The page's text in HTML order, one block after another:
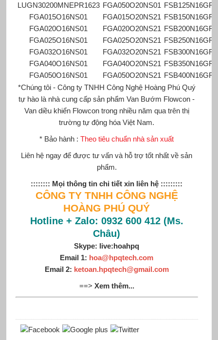
LUGN30200MNEPR1623 FGA050O20NS01
FGA015O16NS01
FGA015O20NS21
FGA020O16NS01
FGA020O20NS21
FGA025O16NS01
FGA025O20NS21
FGA032O16NS01
FGA032O20NS21
FGA040O16NS01
FGA040O20NS21
FGA050O16NS01
FGA050O20NS21
*Chúng tôi - Công ty TNHH Công Nghệ Hoàng Phú Quý
tự hào là nhà cung cấp sản phẩmVan Bướm Flowcon -
Van diều khiển Flowcontrong nhiều năm qua trên thị
trường tự động hóa Việt Nam.
* Bảo hành :Theo tiêu chuẩn nhà sản xuất
Liên hệ ngay để được tư vấn và hỗ trợ tốt nhất về sản
phẩm.
:::::::: Mọi thông tin chi tiết xin liên hệ :::::::::
CÔNG TY TNHH CÔNG NGHỆ
HOÀNG PHÚ QUÝ
Hotline + Zalo: 0932 600 412 (Ms.
Châu)
Skype: live:hoahpq
Email 1: hoa@hpqtech.com
Email 2: ketoan.hpqtech@gmail.com
==> Xem thêm...